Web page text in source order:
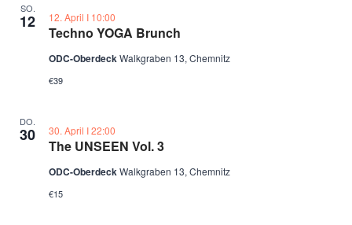
SO.
12
Techno YOGA Brunch
12. April Ι 10:00
ODC-Oberdeck Walkgraben 13, Chemnitz
€39
DO.
30
The UNSEEN Vol. 3
30. April Ι 22:00
ODC-Oberdeck Walkgraben 13, Chemnitz
€15